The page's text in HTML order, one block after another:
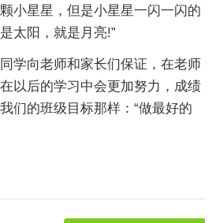
小星星，但是小星星一闪一闪的
太阳，就是月亮!”
学向老师和家长们保证，在老师
以后的学习中会更加努力，成绩
们的班级目标那样：“做最好的